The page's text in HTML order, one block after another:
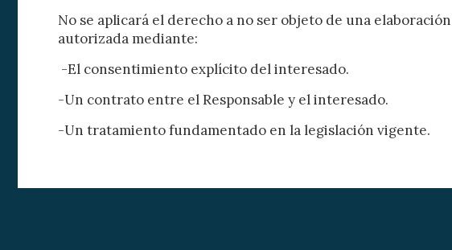
No se aplicará el derecho a no ser objeto de una
autorizada mediante:
-El consentimiento explícito del interesado.
-Un contrato entre el Responsable y el interesado.
-Un tratamiento fundamentado en la legislación vigente.